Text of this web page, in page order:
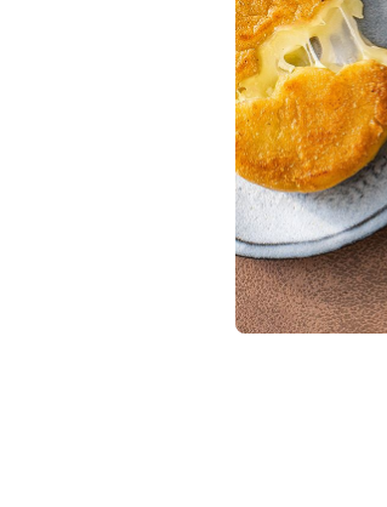
pinchos para el verano